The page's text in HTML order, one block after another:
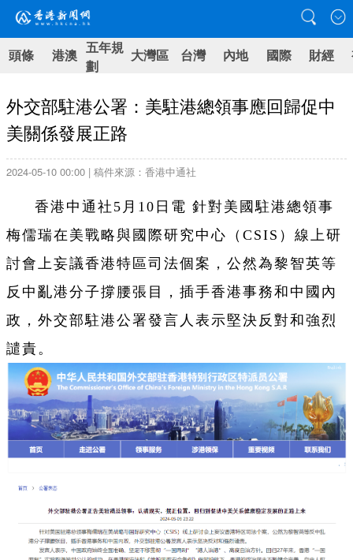
頭條 港澳 五年規
劃
大灣區 台灣 內地 國際 財經
外交部駐港公署：美駐港總領事應回歸促中
美關係發展正路
2024-05-10 00:00 | 稿件來源：香港中通社
香港中通社5月10日電 針對美國駐港總領事
梅儒瑞在美戰略與國際研究中心（CSIS）線上研
討會上妄議香港特區司法個案，公然為黎智英等
反中亂港分子撐腰張目，插手香港事務和中國內
政，外交部駐港公署發言人表示堅決反對和強烈
譴責。